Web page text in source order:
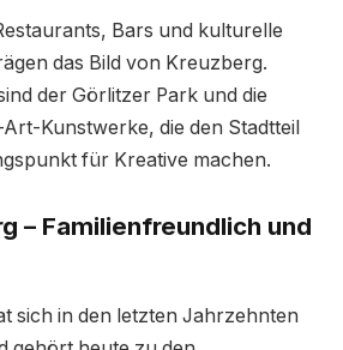
Bars und kulturelle
das Bild von Kreuzberg.
der Görlitzer Park und die
Kunstwerke, die den Stadtteil
für Kreative machen.
– Familienfreundlich und
sich in den letzten Jahrzehnten